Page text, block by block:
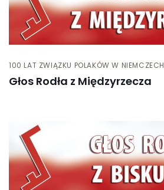
100 LAT ZWIĄZKU POLAKÓW W NIEMCZECH
Głos Rodła z Międzyrzecza